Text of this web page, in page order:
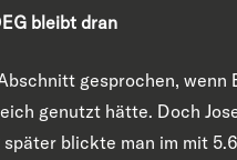
bleibt dran
gesprochen, wenn
genutzt hätte. Doch
blickte man im mit